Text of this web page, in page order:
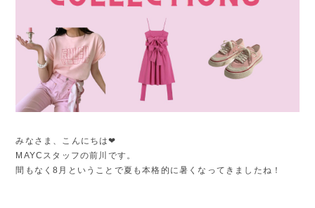
みなさま、こんにちは❤︎
MAYCスタッフの前川です。
間もなく8月ということで夏も本格的に暑くなってきましたね！